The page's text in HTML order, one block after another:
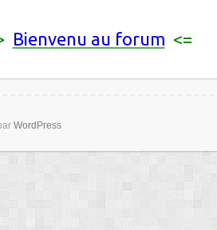
Bienvenu au forum <=
WordPress